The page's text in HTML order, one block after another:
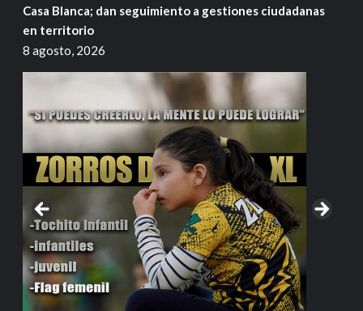
Casa Blanca; dan seguimiento a gestiones ciudadanas
en territorio
8 agosto, 2026